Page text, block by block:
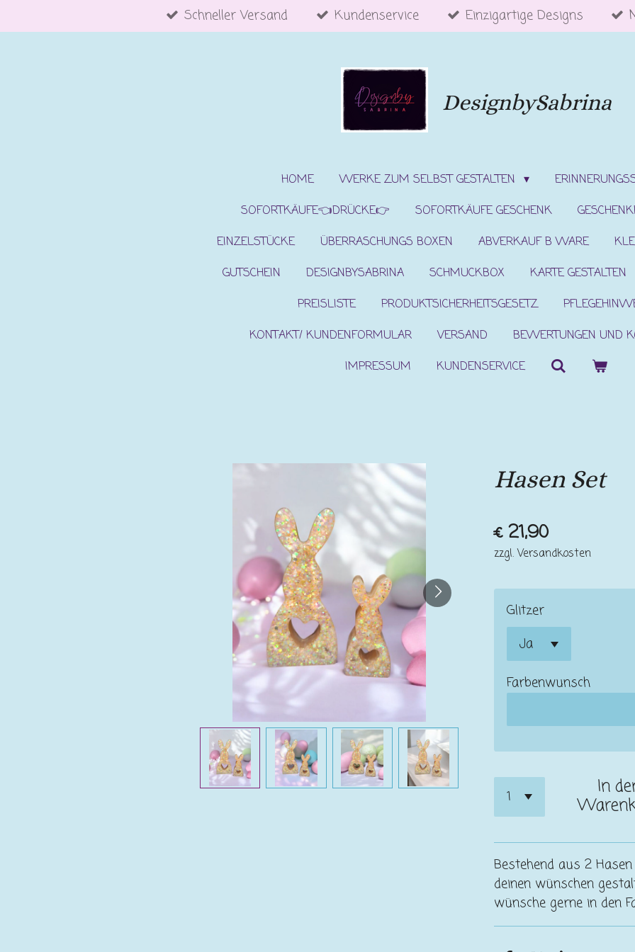
Hauptinhalt
Schneller Versand Kundenservice Einzigartige Designs
DesignbySabrina
HOME WERKE ZUM SELBST GESTALTEN
SOFORTKÄUFE👈DRÜCKE👉
SOFORTKÄUFE GESCHENK
EINZELSTÜCKE
ÜBERRASCHUNGS BOXEN ABVERKAUF B WARE
GUTSCHEIN
DESIGNBYSABRINA SCHMUCKBOX KARTE GESTALTEN
PREISLISTE
PRODUKTSICHERHEITSGESETZ
KONTAKT/ KUNDENFORMULAR
VERSAND
BEWERTUNGEN UND
IMPRESSUM
KUNDENSERVICE
Hasen Set
€ 21,90
zzgl. Versandkosten
Glitzer
Farbenwunsch
In
Bestehend aus 2
deinen wünschen
wünsche gerne in den